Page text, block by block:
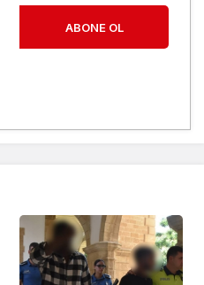
ABONE OL